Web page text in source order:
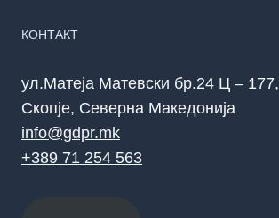
КОНТАКТ
ул.Матеја Матевски бр.24 Ц – 177,
Скопје, Северна Македонија
info@gdpr.mk
+389 71 254 563